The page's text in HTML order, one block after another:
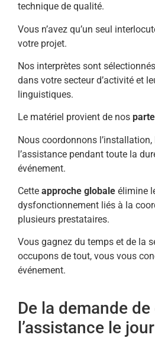
technique de qualité.
Vous n’avez qu’un seul
votre projet.
Nos interprètes sont
dans votre secteur d’activité et
linguistiques.
Le matériel provient de nos
Nous coordonnons
l’assistance pendant toute la
événement.
Cette approche globale élimine
dysfonctionnement liés à la
plusieurs prestataires.
Vous gagnez du temps et de la
occupons de tout, vous vous
événement.
De la demande
l’assistance le